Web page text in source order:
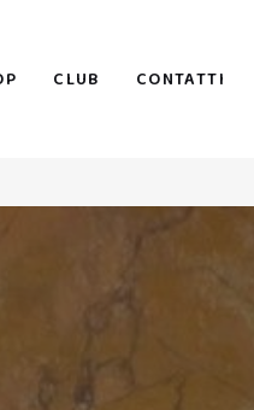
CLUB CONTATTI